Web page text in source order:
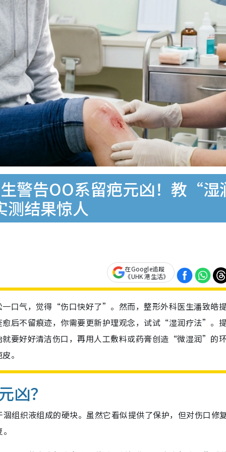
警告OO系留疤元凶！教“
测结果惊人
在Google追蹤
《UHK 港生活》
口气，觉得“伤口快好了”。然而，整形外科医生潘致皓
后不留痕迹，你需要更新护理观念，试试“湿润疗法”。
要好好清洁伤口，再用人工敷料或药膏创造“微湿润”的
。
？
组织液组成的硬块。虽然它看似提供了保护，但对伤口修